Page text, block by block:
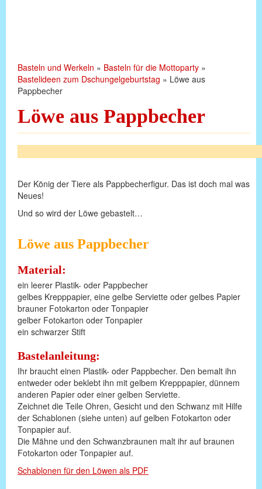
Basteln und Werkeln » Basteln für die Mottoparty »
Bastelideen zum Dschungelgeburtstag » Löwe aus
Pappbecher
Löwe aus Pappbecher
Der König der Tiere als Pappbecherfigur. Das ist doch mal was
Neues!
Und so wird der Löwe gebastelt…
Löwe aus Pappbecher
Material:
ein leerer Plastik- oder Pappbecher
gelbes Krepppapier, eine gelbe Serviette oder gelbes Papier
brauner Fotokarton oder Tonpapier
gelber Fotokarton oder Tonpapier
ein schwarzer Stift
Bastelanleitung:
Ihr braucht einen Plastik- oder Pappbecher. Den bemalt ihn
entweder oder beklebt ihn mit gelbem Krepppapier, dünnem
anderen Papier oder einer gelben Serviette.
Zeichnet die Teile Ohren, Gesicht und den Schwanz mit Hilfe
der Schablonen (siehe unten) auf gelben Fotokarton oder
Tonpapier auf.
Die Mähne und den Schwanzbraunen malt ihr auf braunen
Fotokarton oder Tonpapier auf.
Schablonen für den Löwen als PDF